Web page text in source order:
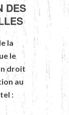
DES
la
le
droit
au
: